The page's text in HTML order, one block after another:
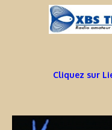
Cliquez sur